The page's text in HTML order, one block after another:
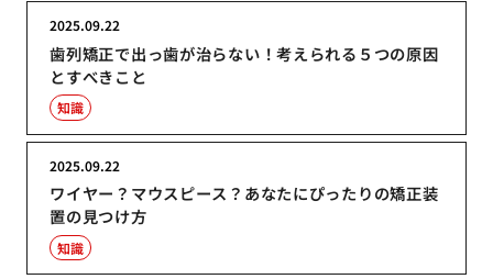
歯列矯正で出っ歯が治らない！考えられる５つの原因
とすべきこと
2025.09.22
知識
ワイヤー？マウスピース？あなたにぴったりの矯正装
置の見つけ方
2025.09.22
知識